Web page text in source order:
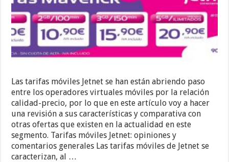
Las tarifas móviles Jetnet se han están abriendo paso
entre los operadores virtuales móviles por la relación
calidad-precio, por lo que en este artículo voy a hacer
una revisión a sus características y comparativa con
otras ofertas que existen en la actualidad en este
segmento. Tarifas móviles Jetnet: opiniones y
comentarios generales Las tarifas móviles de Jetnet se
caracterizan, al …